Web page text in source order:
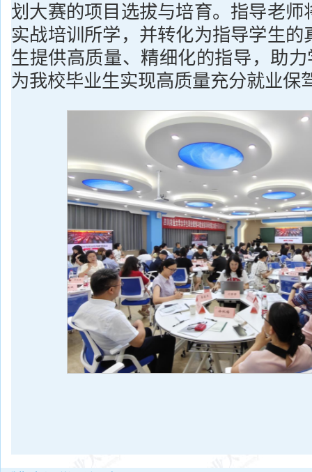
划大赛的项目选拔与培育。指导老师
实战培训所学，并转化为指导学生的
生提供高质量、精细化的指导，助力
为我校毕业生实现高质量充分就业保